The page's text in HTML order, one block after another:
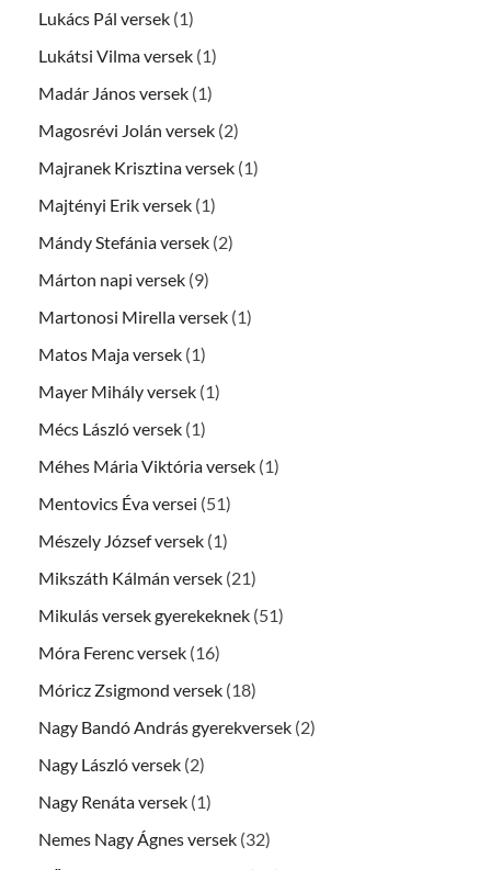
Lukács Pál versek (1)
Lukátsi Vilma versek (1)
Madár János versek (1)
Magosrévi Jolán versek (2)
Majranek Krisztina versek (1)
Majtényi Erik versek (1)
Mándy Stefánia versek (2)
Márton napi versek (9)
Martonosi Mirella versek (1)
Matos Maja versek (1)
Mayer Mihály versek (1)
Mécs László versek (1)
Méhes Mária Viktória versek (1)
Mentovics Éva versei (51)
Mészely József versek (1)
Mikszáth Kálmán versek (21)
Mikulás versek gyerekeknek (51)
Móra Ferenc versek (16)
Móricz Zsigmond versek (18)
Nagy Bandó András gyerekversek (2)
Nagy László versek (2)
Nagy Renáta versek (1)
Nemes Nagy Ágnes versek (32)